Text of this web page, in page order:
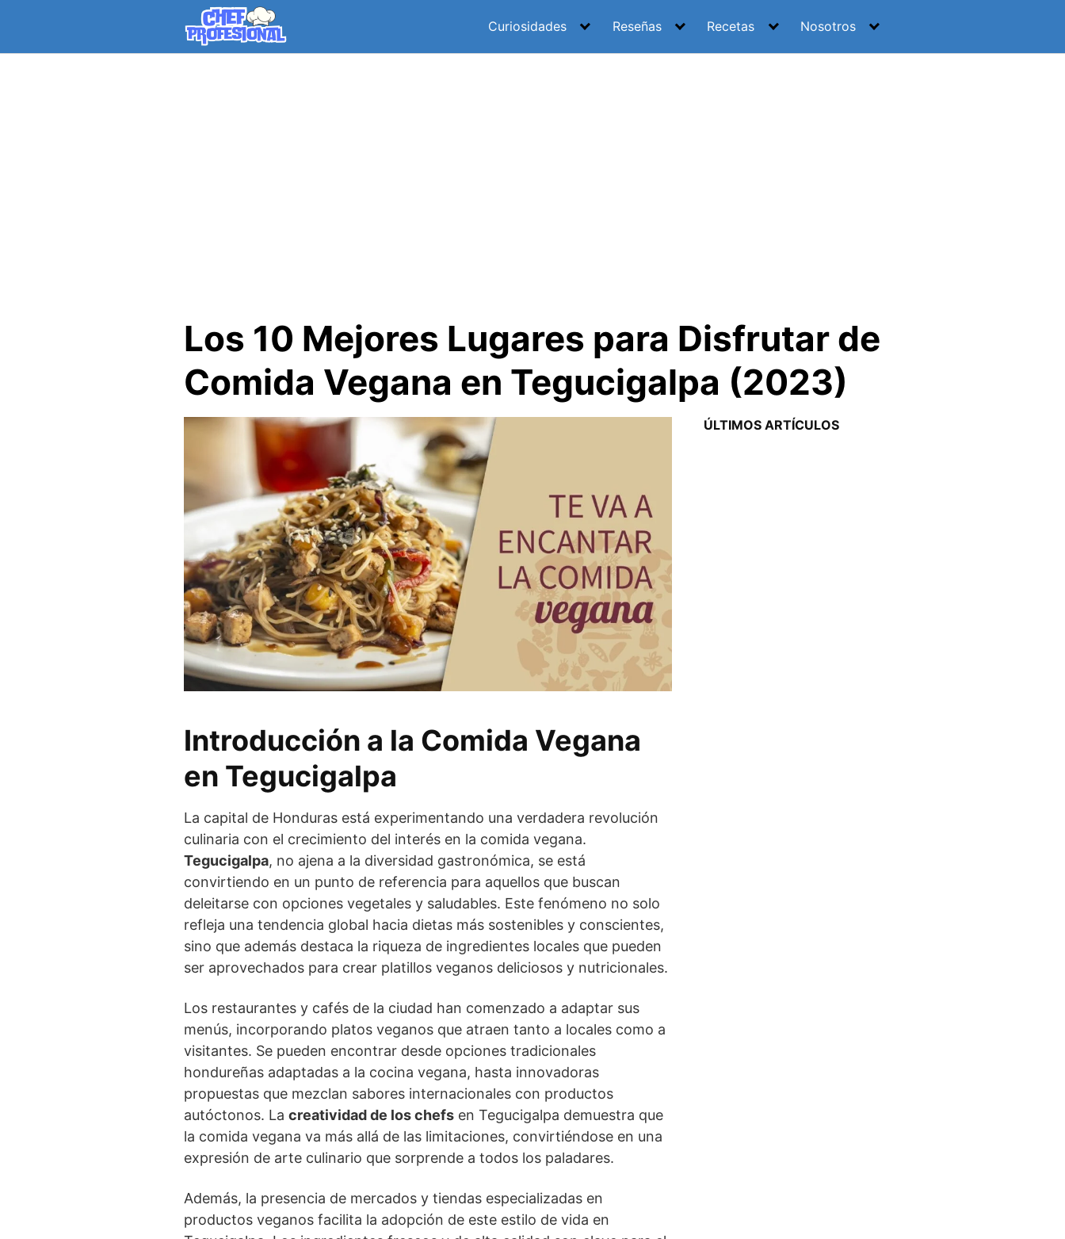
Curiosidades Reseñas Recetas Nosotros
Los 10 Mejores Lugares para Disfrutar de
Comida Vegana en Tegucigalpa (2023)
Introducción a la Comida Vegana
en Tegucigalpa
La capital de Honduras está experimentando una verdadera revolución
culinaria con el crecimiento del interés en la comida vegana.
Tegucigalpa, no ajena a la diversidad gastronómica, se está
convirtiendo en un punto de referencia para aquellos que buscan
deleitarse con opciones vegetales y saludables. Este fenómeno no solo
refleja una tendencia global hacia dietas más sostenibles y conscientes,
sino que además destaca la riqueza de ingredientes locales que pueden
ser aprovechados para crear platillos veganos deliciosos y nutricionales.
Los restaurantes y cafés de la ciudad han comenzado a adaptar sus
menús, incorporando platos veganos que atraen tanto a locales como a
visitantes. Se pueden encontrar desde opciones tradicionales
hondureñas adaptadas a la cocina vegana, hasta innovadoras
propuestas que mezclan sabores internacionales con productos
autóctonos. La creatividad de los chefs en Tegucigalpa demuestra que
la comida vegana va más allá de las limitaciones, convirtiéndose en una
expresión de arte culinario que sorprende a todos los paladares.
Además, la presencia de mercados y tiendas especializadas en
productos veganos facilita la adopción de este estilo de vida en
ÚLTIMOS ARTÍCULOS